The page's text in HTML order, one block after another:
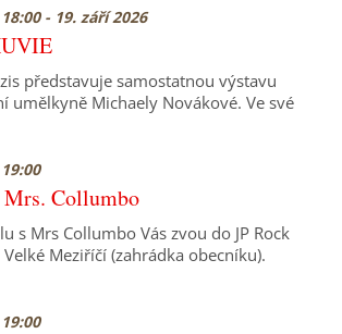
- 19. září 2026
představuje samostatnou výstavu
umělkyně Michaely Novákové. Ve své
Mrs. Collumbo
s Mrs Collumbo Vás zvou do JP Rock
Meziříčí (zahrádka obecníku).